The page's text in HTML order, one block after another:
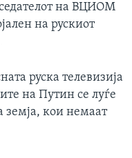
на ВЦИОМ
на рускиот
руска телевизија
на Путин се луѓе
земја, кои немаат